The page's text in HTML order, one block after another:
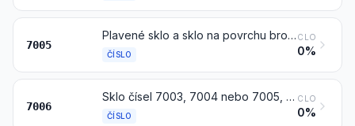
7005
Plavené sklo a sklo na povrchu broušené nebo leštěné, v tabulích, též s absorpční, reflexní nebo nereflexní vrstvou, avšak jinak neopracované
ČÍSLO
CLO
0%
7006
Sklo čísel 7003, 7004 nebo 7005, ohýbané, s opracovanými hranami, ryté, vrtané, smaltované nebo jinak opracované, avšak nezarámované ani nespojované s jinými materiály
ČÍSLO
CLO
0%